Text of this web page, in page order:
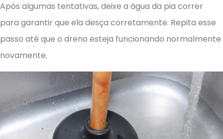
Após algumas tentativas, deixe a água da pia correr
para garantir que ela desça corretamente. Repita esse
passo até que o dreno esteja funcionando normalmente
novamente.